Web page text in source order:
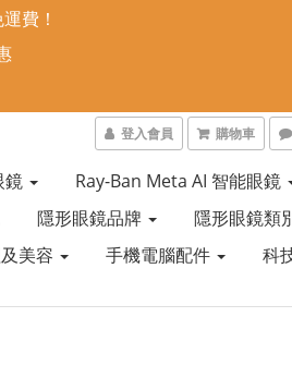
登入會員 購物車
鏡 Ray-Ban Meta AI 智能眼鏡
隱形眼鏡品牌 隱形眼鏡類
美容 手機電腦配件 科
費！